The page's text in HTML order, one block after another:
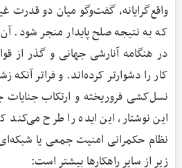
واقع‌گرایانه، گفت‌وگو میان دو
که به نتیجه صلح پایدار منجر شود.
در هنگامه آنارشی جهانی و گذر از
کار را دشوارتر کرده‌اند. و فراتر
نسل‌کشی فروریخته و ارتکاب
این نوشتار، این ایده را طرح می‌کند
نظام حکمرانی امنیت جمعی یا
زیر از سایر راهکارها بیشتر است: